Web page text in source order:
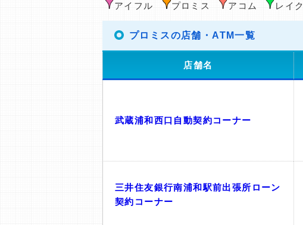
アイフル プロミス アコム レイク
プロミスの店舗・ATM一覧
店舗名
武蔵浦和西口自動契約コーナー
三井住友銀行南浦和駅前出張所ローン
契約コーナー